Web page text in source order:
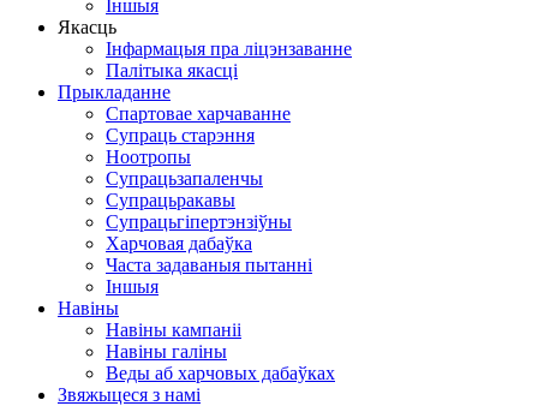
Іншыя
Якасць
Інфармацыя пра ліцэнзаванне
Палітыка якасці
Прыкладанне
Спартовае харчаванне
Супраць старэння
Ноотропы
Супрацьзапаленчы
Супрацьракавы
Супрацьгіпертэнзіўны
Харчовая дабаўка
Часта задаваныя пытанні
Іншыя
Навіны
Навіны кампаніі
Навіны галіны
Веды аб харчовых дабаўках
Звяжыцеся з намі